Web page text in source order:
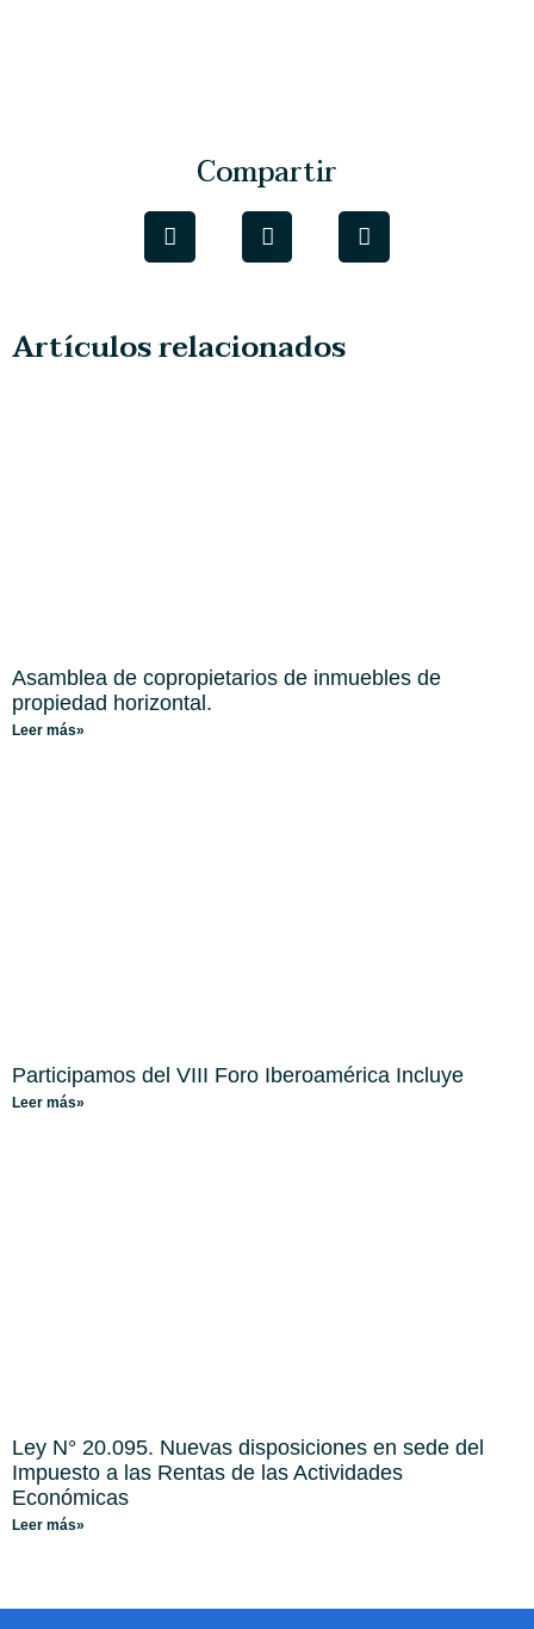
Compartir
Artículos relacionados
Asamblea de copropietarios de inmuebles de
propiedad horizontal.
Leer más»
Participamos del VIII Foro Iberoamérica Incluye
Leer más»
Ley N° 20.095. Nuevas disposiciones en sede del
Impuesto a las Rentas de las Actividades
Económicas
Leer más»